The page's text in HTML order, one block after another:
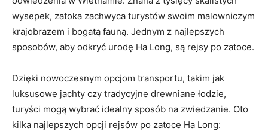
wysepek,‌ zatoka zachwyca ‍turystów swoim malowniczym⁤
krajobrazem i bogatą⁤ fauną. Jednym z najlepszych
sposobów, aby odkryć urodę Ha Long, są rejsy po zatoce.
Dzięki nowoczesnym opcjom transportu, takim‌ jak
luksusowe jachty czy tradycyjne ⁣drewniane łodzie,​
turyści mogą wybrać idealny sposób na zwiedzanie.⁣ Oto
⁤kilka najlepszych opcji rejsów po zatoce Ha Long: